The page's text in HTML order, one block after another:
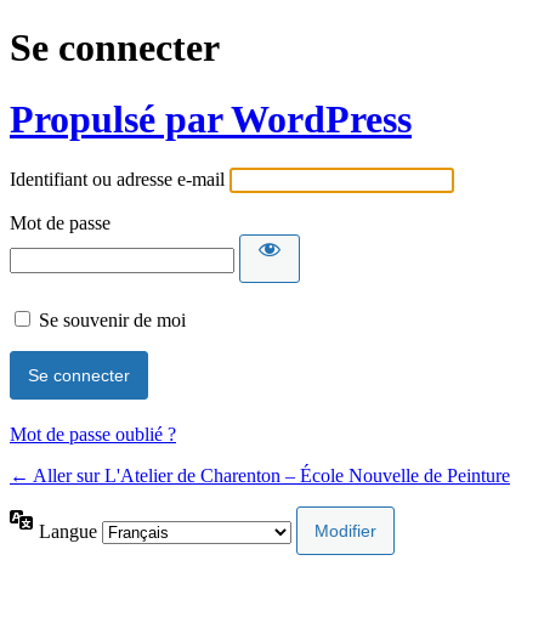
Se connecter
Propulsé par WordPress
Identifiant ou adresse e-mail
Mot de passe
Se souvenir de moi
Mot de passe oublié ?
← Aller sur L'Atelier de Charenton – École Nouvelle de Peinture
Langue